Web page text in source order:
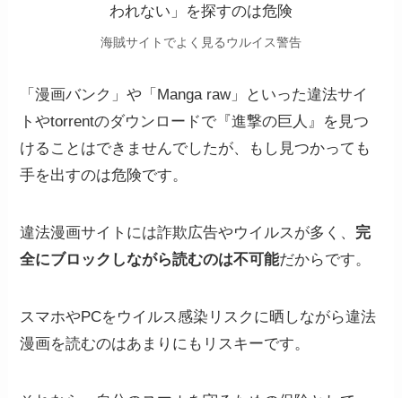
海賊サイトでよく見るウルイス警告
「漫画バンク」や「Manga raw」といった違法サイ
トやtorrentのダウンロードで『進撃の巨人』を見つ
けることはできませんでしたが、もし見つかっても
手を出すのは危険です。
違法漫画サイトには詐欺広告やウイルスが多く、 完
全にブロックしながら読むのは不可能だからです。
スマホやPCをウイルス感染リスクに晒しながら違法
漫画を読むのはあまりにもリスキーです。